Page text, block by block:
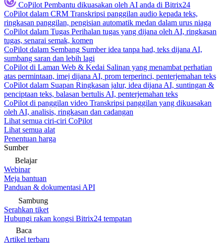
CoPilot Pembantu dikuasakan oleh AI anda di Bitrix24
CoPilot dalam CRM Transkripsi panggilan audio kepada teks,
ringkasan panggilan, pengisian automatik medan dalam urus niaga
CoPilot dalam Tugas Perihalan tugas yang dijana oleh AI, ringkasan
tugas, senarai semak, komen
CoPilot dalam Sembang Sumber idea tanpa had, teks dijana AI,
sumbang saran dan lebih lagi
CoPilot di Laman Web & Kedai Salinan yang menambat perhatian
atas permintaan, imej dijana AI, prom terperinci, penterjemahan teks
CoPilot dalam Suapan Ringkasan jalur, idea dijana AI, suntingan &
penciptaan teks, balasan bertulis AI, penterjemahan teks
CoPilot di panggilan video Transkripsi panggilan yang dikuasakan
oleh AI, analisis, ringkasan dan cadangan
Lihat semua ciri-ciri CoPilot
Lihat semua alat
Penentuan harga
Sumber
Belajar
Webinar
Meja bantuan
Panduan & dokumentasi API
Sambung
Serahkan tiket
Hubungi rakan kongsi Bitrix24 tempatan
Baca
Artikel terbaru